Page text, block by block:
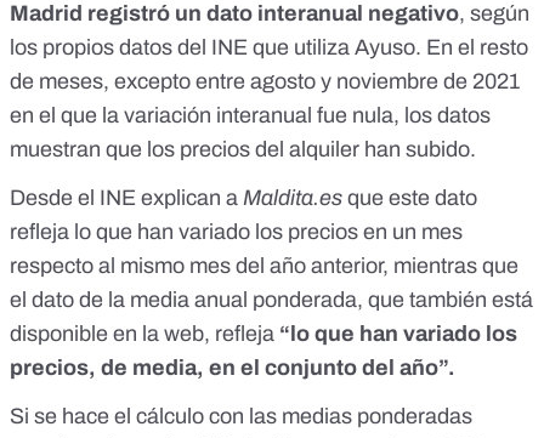
Madrid registró un dato interanual negativo, según
los propios datos del INE que utiliza Ayuso. En el resto
de meses, excepto entre agosto y noviembre de 2021
en el que la variación interanual fue nula, los datos
muestran que los precios del alquiler han subido.
Desde el INE explican a Maldita.es que este dato
refleja lo que han variado los precios en un mes
respecto al mismo mes del año anterior, mientras que
el dato de la media anual ponderada, que también está
disponible en la web, refleja “lo que han variado los
precios, de media, en el conjunto del año”.
Si se hace el cálculo con las medias ponderadas